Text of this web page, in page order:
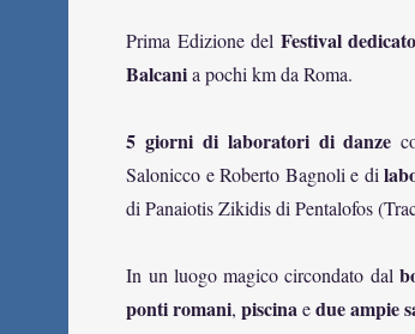
Prima Edizione del Festival
Balcania pochi km da Roma.
5 giorni di laboratori di danze
Salonicco e Roberto Bagnoli e di
di Panaiotis Zikidis di Pentalofos
In un luogo magico circondato dal
ponti romani,piscinaedue ampie